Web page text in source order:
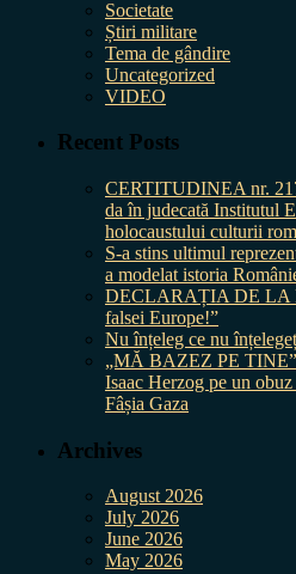
Societate
Știri militare
Tema de gândire
Uncategorized
VIDEO
Recent Posts
CERTITUDINEA nr.
da în judecată Institutul
holocaustului culturii
S-a stins ultimul
a modelat istoria
DECLARAȚIA DE LA
falsei Europe!”
Nu înțeleg ce nu
„MĂ BAZEZ PE TINE”
Isaac Herzog pe un
Fâșia Gaza
Archives
August 2026
July 2026
June 2026
May 2026